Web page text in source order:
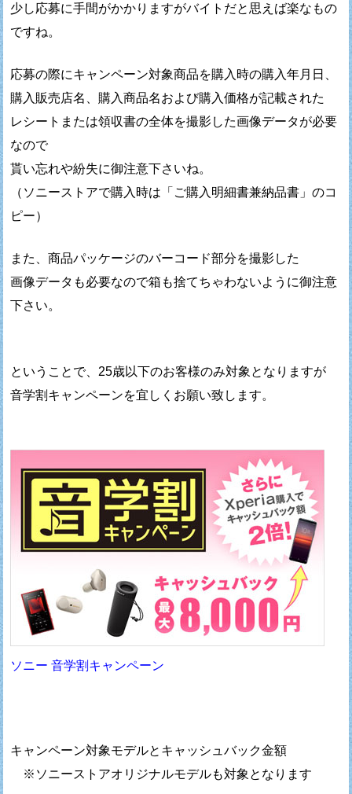
少し応募に手間がかかりますがバイトだと思えば楽なもの
ですね。
応募の際にキャンペーン対象商品を購入時の購入年月日、
購入販売店名、購入商品名および購入価格が記載された
レシートまたは領収書の全体を撮影した画像データが必要
なので
貰い忘れや紛失に御注意下さいね。
（ソニーストアで購入時は「ご購入明細書兼納品書」のコ
ピー）
また、商品パッケージのバーコード部分を撮影した
画像データも必要なので箱も捨てちゃわないように御注意
下さい。
ということで、25歳以下のお客様のみ対象となりますが
音学割キャンペーンを宜しくお願い致します。
ソニー 音学割キャンペーン
キャンペーン対象モデルとキャッシュバック金額
※ソニーストアオリジナルモデルも対象となります